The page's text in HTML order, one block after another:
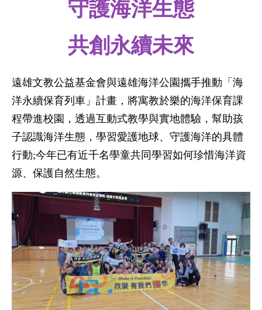
守護海洋生態
共創永續未來
遠雄文教公益基金會與遠雄海洋公園攜手推動「海
洋永續保育列車」計畫，將寓教於樂的海洋保育課
程帶進校園，透過互動式教學與實地體驗，幫助孩
子認識海洋生態，學習愛護地球、守護海洋的具體
行動;今年已有近千名學童共同學習如何珍惜海洋資
源、保護自然生態。